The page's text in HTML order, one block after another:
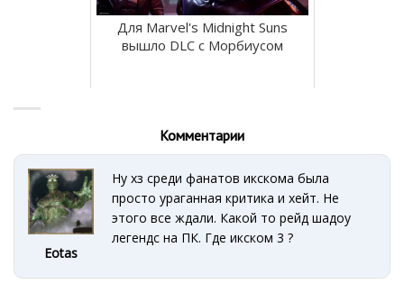
Для Marvel's Midnight Suns
вышло DLC с Морбиусом
Комментарии
Eotas
Ну хз среди фанатов икскома была
просто ураганная критика и хейт. Не
этого все ждали. Какой то рейд шадоу
легендс на ПК. Где икском 3 ?